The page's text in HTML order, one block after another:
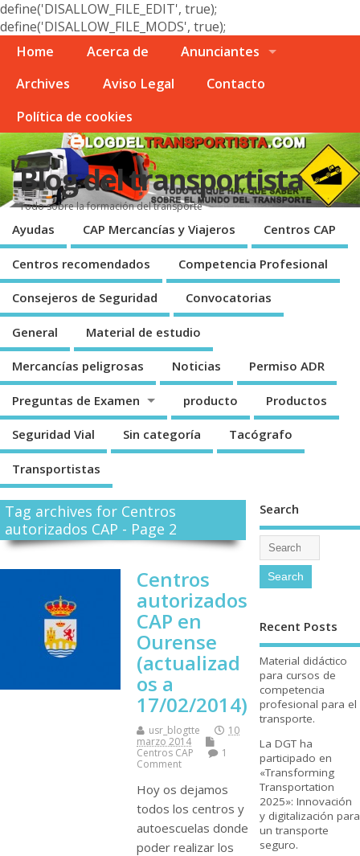
define('DISALLOW_FILE_EDIT', true);
define('DISALLOW_FILE_MODS', true);
Home
Acerca de
Anunciantes
Archives
Aviso Legal
Contacto
Polí­tica de cookies
Blog del transportista
Todo sobre la formación del transporte
Ayudas CAP Mercancí­as y Viajeros Centros CAP
Centros recomendados Competencia Profesional
Consejeros de Seguridad Convocatorias
General Material de estudio
Mercancí­as peligrosas Noticias Permiso ADR
Preguntas de Examen producto Productos
Seguridad Vial Sin categorí­a Tacógrafo
Transportistas
Tag archives for Centros
autorizados CAP - Page 2
Centros
autorizados
CAP en
Ourense
(actualizad
os a
17/02/2014)
usr_blogtte
10
marzo 2014
Centros CAP
1
Comment
Hoy os dejamos
todos los centros y
autoescuelas donde
poder realizar los
Search
Recent Posts
Material didáctico
para cursos de
competencia
profesional para el
transporte.
La DGT ha
participado en
«Transforming
Transportation
2025»: Innovación
y digitalización para
un transporte
seguro.